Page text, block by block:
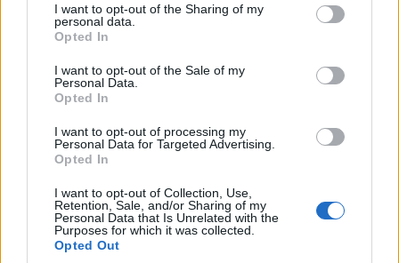
not limited to your visit or usage behaviour. You may click to
grant or deny consent to Google and its third-party tags to
use your data for below specified purposes in below Google
consent section.
I want to opt-out of the Sharing of my
personal data.
Opted In
I want to opt-out of the Sale of my
Personal Data.
Opted In
I want to opt-out of processing my
Personal Data for Targeted Advertising.
Opted In
I want to opt-out of Collection, Use,
Retention, Sale, and/or Sharing of my
Personal Data that Is Unrelated with the
Purposes for which it was collected.
Opted Out